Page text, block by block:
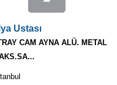
Ustası
CAM AYNA ALÜ. METAL